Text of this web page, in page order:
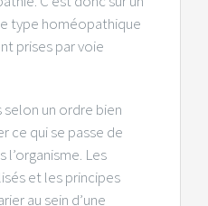
type homéopathique
prises par voie
un ordre bien
ce qui se passe de
l’organisme. Les
et les principes
au sein d’une